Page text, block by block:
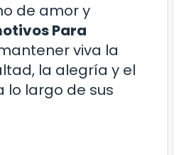
de amor y
Para
viva la
la alegría y el
lo largo de sus